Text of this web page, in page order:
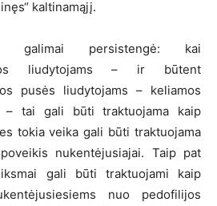
kaltinamąjį.
galimai persistengė: kai
liudytojams – ir būtent
pusės liudytojams – keliamos
– tai gali būti traktuojama kaip
tokia veika gali būti traktuojama
nukentėjusiajai. Taip pat
gali būti traktuojami kaip
nuo pedofilijos